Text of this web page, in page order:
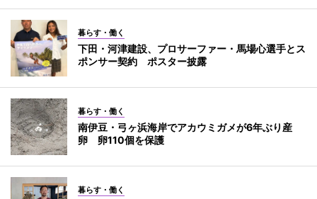
暮らす・働く
下田・河津建設、プロサーファー・馬場心選手とス
ポンサー契約 ポスター披露
暮らす・働く
南伊豆・弓ヶ浜海岸でアカウミガメが6年ぶり産
卵 卵110個を保護
暮らす・働く